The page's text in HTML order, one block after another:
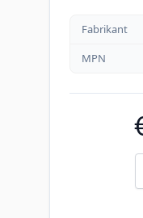
Fabrikant
MPN